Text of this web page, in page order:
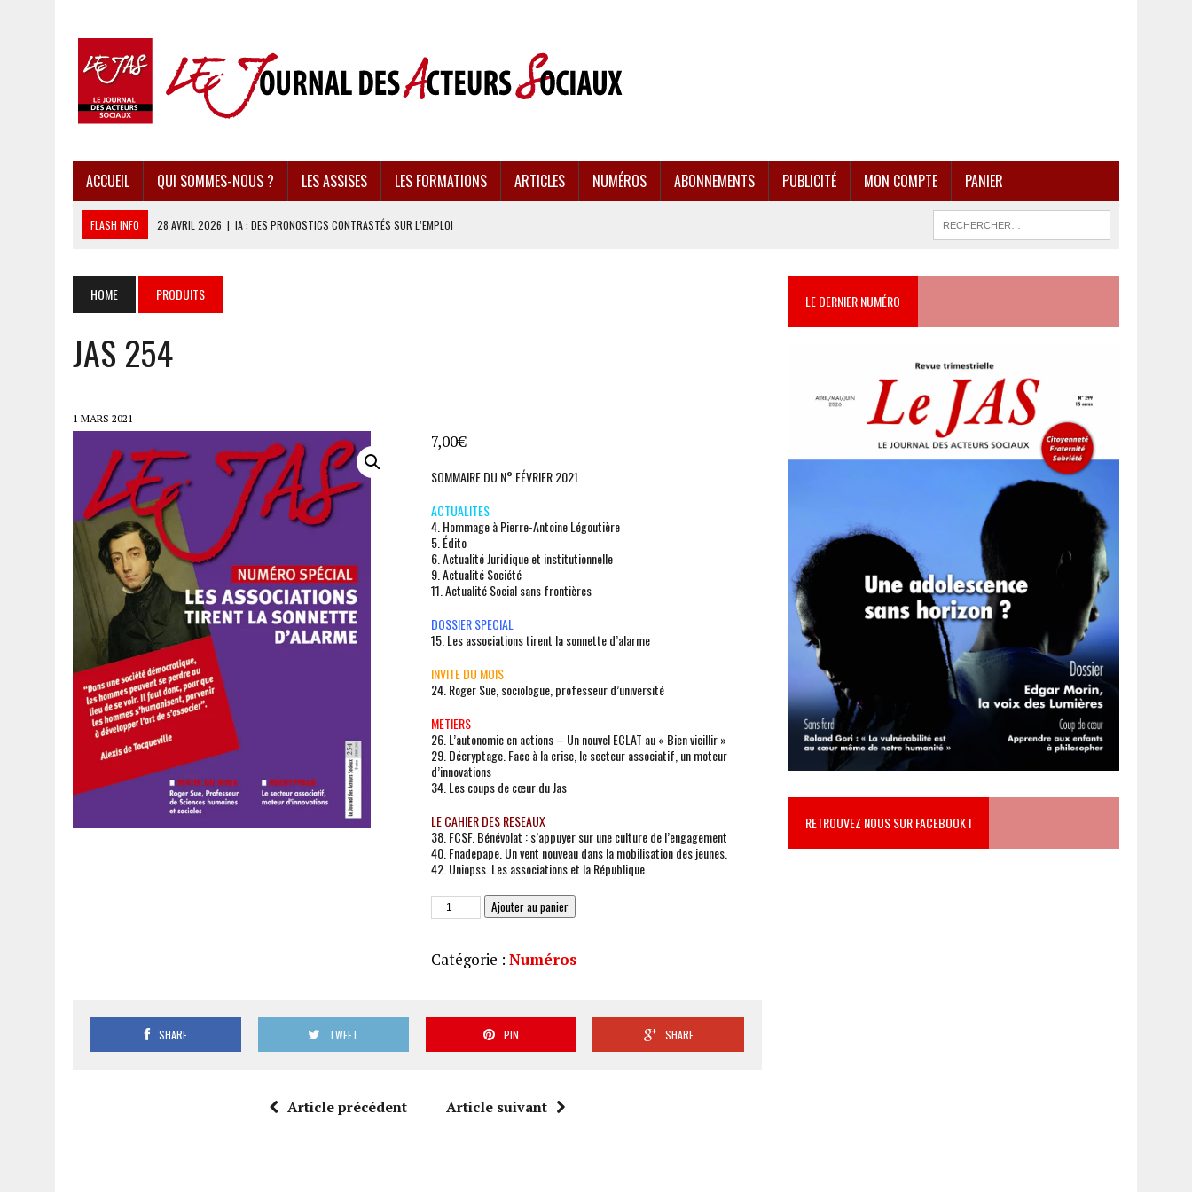
ACCUEIL QUI SOMMES-NOUS ? LES ASSISES LES FORMATIONS ARTICLES NUMÉROS ABONNEMENTS PUBLICITÉ MON COMPTE PANIER
FLASH INFO 28 AVRIL 2026 | IA : DES PRONOSTICS CONTRASTÉS SUR L’EMPLOI
28 AVRIL 2026 | PRESSE D’INFORMATION : UNE ÉCONOMIE DANGEREUSEMENT FRAGILISÉE
28 AVRIL 2026 | CARAÏBES : LES RÉCIFS CORALLIENS AU BORD DE L’EFFONDREMENT
HOME PRODUITS
JAS 254
1 MARS 2021
7,00€
SOMMAIRE DU N° FÉVRIER 2021
ACTUALITES
4. Hommage à Pierre-Antoine Légoutière
5. Édito
6. Actualité Juridique et institutionnelle
9. Actualité Société
11. Actualité Social sans frontières
DOSSIER SPECIAL
15. Les associations tirent la sonnette d’alarme
INVITE DU MOIS
24. Roger Sue, sociologue, professeur d’université
METIERS
26. L’autonomie en actions – Un nouvel ECLAT au « Bien vieillir »
29. Décryptage. Face à la crise, le secteur associatif, un moteur
d’innovations
34. Les coups de cœur du Jas
LE CAHIER DES RESEAUX
38. FCSF. Bénévolat : s’appuyer sur une culture de l’engagement
40. Fnadepape. Un vent nouveau dans la mobilisation des jeunes.
42. Uniopss. Les associations et la République
quantité
de
254
Ajouter au panier
Catégorie : Numéros
SHARE TWEET PIN SHARE
Article précédent Article suivant
LE DERNIER NUMÉRO
RETROUVEZ NOUS SUR FACEBOOK !